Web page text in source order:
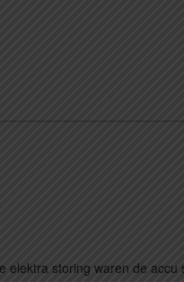
elektra storing waren de